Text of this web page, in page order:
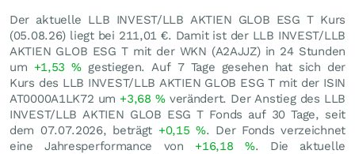
Der aktuelle LLB INVEST/LLB AKTIEN GLOB ESG T Kurs
(05.08.26) liegt bei 211,01 €. Damit ist der LLB INVEST/LLB
AKTIEN GLOB ESG T mit der WKN (A2AJJZ) in 24 Stunden
um +1,53%gestiegen. Auf 7 Tage gesehen hat sich der
Kurs des LLB INVEST/LLB AKTIEN GLOB ESG T mit der ISIN
AT0000A1LK72 um +3,68 %verändert. Der Anstieg des LLB
INVEST/LLB AKTIEN GLOB ESG T Fonds auf 30 Tage, seit
dem 07.07.2026, beträgt +0,15%. Der Fonds verzeichnet
eine Jahresperformance von +16,18 %. Die aktuelle